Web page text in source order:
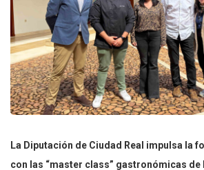
La Diputación de Ciudad Real impulsa la
con las “master class” gastronómicas de